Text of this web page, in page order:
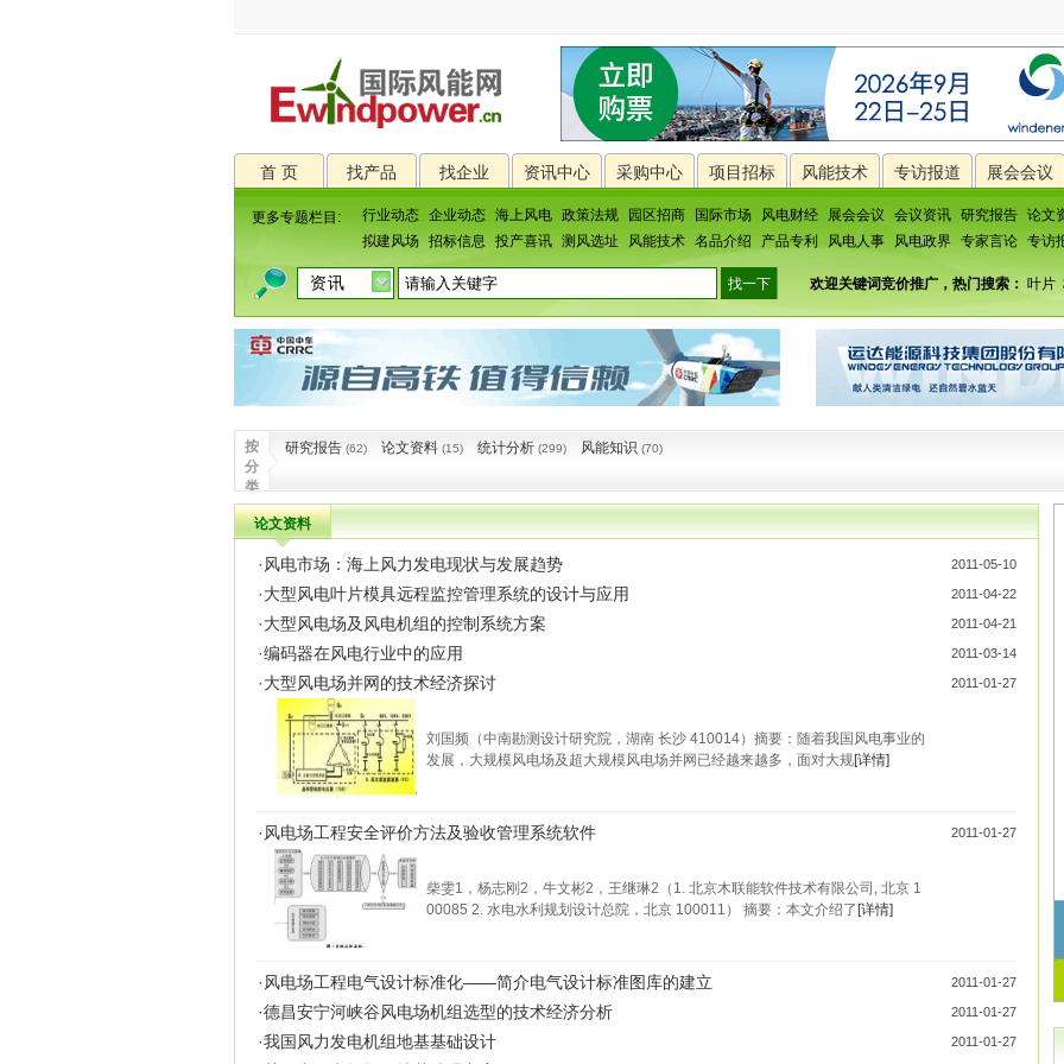
首 页 找产品 找企业 资讯中心 采购中心 项目招标 风能技术 专访报道 展会会议
更多专题栏目: 行业动态 企业动态 海上风电 政策法规 园区招商 国际市场 风电财经 展会会议 会议资讯 研究报告 论文
拟建风场
招标信息 投产喜讯 测风选址 风能技术 名品介绍 产品专利 风电人事 风电政界 专家言论 专访
欢迎关键词竞价推广，热门搜索： 叶片
按
分
类
研究报告 (62) 论文资料 (15) 统计分析 (299) 风能知识 (70)
论文资料
2011-05-10
· 风电市场：海上风力发电现状与发展趋势
2011-04-22
·大型风电叶片模具远程监控管理系统的设计与应用
2011-04-21
·大型风电场及风电机组的控制系统方案
2011-03-14
·编码器在风电行业中的应用
2011-01-27
·大型风电场并网的技术经济探讨
刘国频（中南勘测设计研究院，湖南 长沙 410014）摘要：随着我国风电事业的
发展，大规模风电场及超大规模风电场并网已经越来越多，面对大规[详情]
2011-01-27
· 风电场工程安全评价方法及验收管理系统软件
柴雯1，杨志刚2，牛文彬2，王继琳2（1. 北京木联能软件技术有限公司, 北京 1
00085 2. 水电水利规划设计总院，北京 100011） 摘要：本文介绍了 [详情]
2011-01-27
· 风电场工程电气设计标准化——简介电气设计标准图库的建立
2011-01-27
·德昌安宁河峡谷风电场机组选型的技术经济分析
2011-01-27
·我国风力发电机组地基基础设计